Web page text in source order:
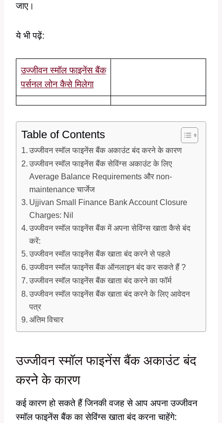
जाए।
ये भी पढ़ें:
उज्जीवन स्मॉल फाइनेंस बैंक
पर्सनल लोन कैसे मिलेगा
Table of Contents
उज्जीवन स्मॉल फाइनेंस बैंक अकाउंट बंद करने के कारण
उज्जीवन स्मॉल फाइनेंस बैंक सेविंग्स अकाउंट के लिए
Average Balance Requirements और non-
maintenance चार्जेज
Ujjivan Small Finance Bank Account Closure
Charges: Nil
उज्जीवन स्मॉल फाइनेंस बैंक में अपना सेविंग्स खाता कैसे बंद
करें:
उज्जीवन स्मॉल फाइनेंस बैंक खाता बंद करने से पहले
उज्जीवन स्मॉल फाइनेंस बैंक ऑनलाइन बंद कर सकते हैं ?
उज्जीवन स्मॉल फाइनेंस बैंक खाता बंद करने का फॉर्म
उज्जीवन स्मॉल फाइनेंस बैंक खाता बंद करने के लिए आवेदन
पत्र
अंतिम विचार
उज्जीवन स्मॉल फाइनेंस बैंक अकाउंट बंद
करने के कारण
कई कारण हो सकते हैं जिनकी वजह से आप अपना उज्जीवन
स्मॉल फाइनेंस बैंक का सेविंग्स खाता बंद करना चाहेंगे: